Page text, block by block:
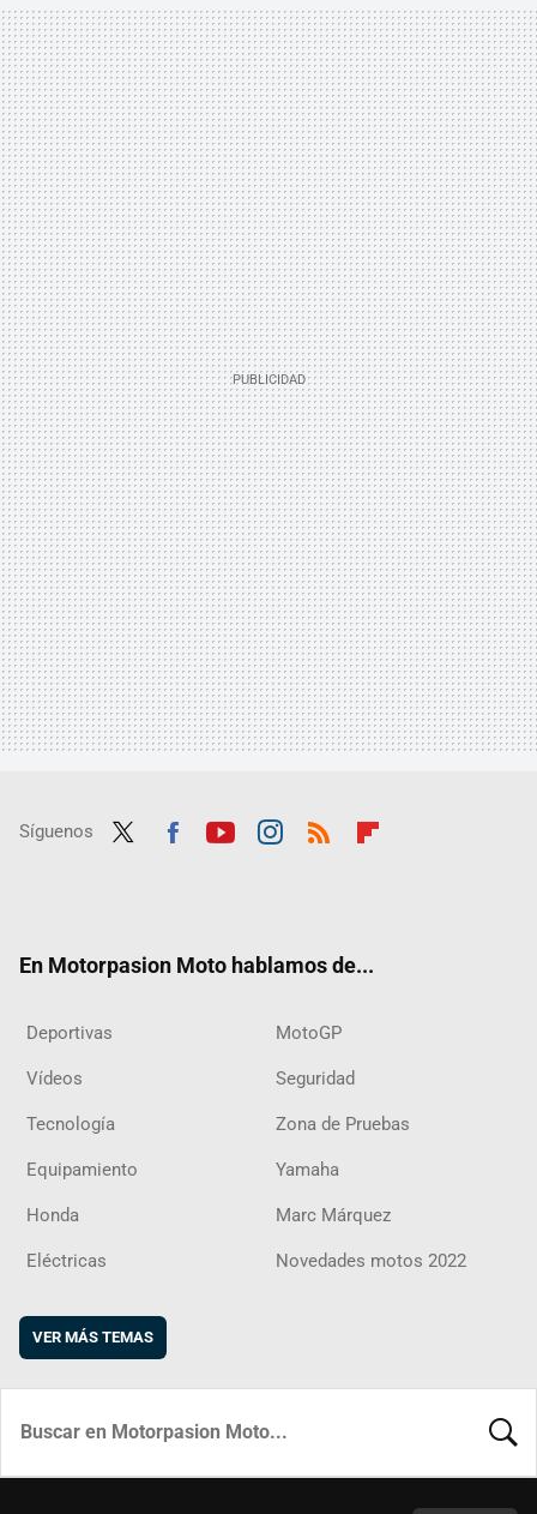
Síguenos
En Motorpasion Moto hablamos de...
Deportivas MotoGP
Vídeos Seguridad
Tecnología Zona de Pruebas
Equipamiento Yamaha
Honda Marc Márquez
Eléctricas Novedades motos 2022
VER MÁS TEMAS